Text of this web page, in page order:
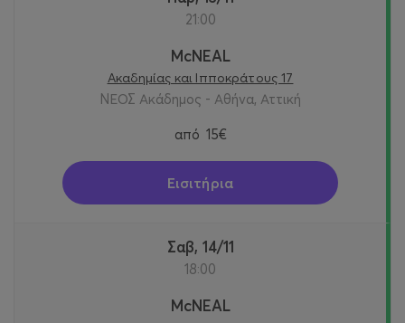
21:00
McNEAL
Ακαδημίας και Ιπποκράτους 17
ΝΕΟΣ Ακάδημος - Αθήνα, Αττική
από 15€
Εισιτήρια
Σαβ, 14/11
18:00
McNEAL